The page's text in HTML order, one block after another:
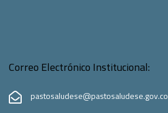
Correo Electrónico Institucional:
pastosaludese@pastosaludese.gov.co